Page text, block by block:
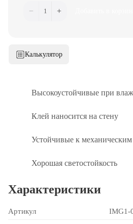
− 1 +
Калькулятор
Характеристики
Артикул IMG1-
Высокоустойчивые при
Клей наносится на стену
Устойчивые к механическим
Хорошая светостойкость